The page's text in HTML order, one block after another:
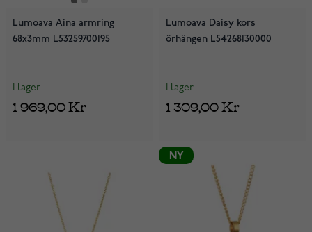
Lumoava Aina armring
68x3mm L53259700195
I lager
1 969,00 Kr
Lumoava Daisy kors
örhängen L54268130000
I lager
1 309,00 Kr
NY